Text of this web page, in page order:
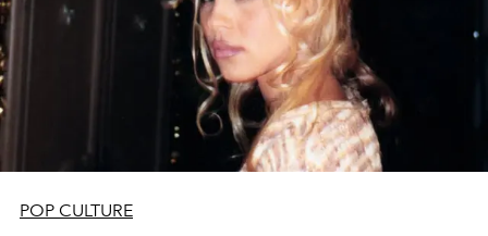
POP CULTURE